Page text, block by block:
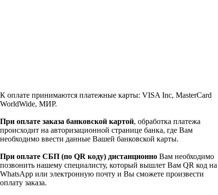
К оплате принимаются платежные карты: VISA Inc, MasterCard
WorldWide, МИР.
При оплате заказа банковской картой, обработка платежа
происходит на авторизационной странице банка, где Вам
необходимо ввести данные Вашей банковской карты.
При оплате СБП (по QR коду) дистанционно Вам необходимо
позвонить нашему специалисту, который вышлет Вам QR код на
WhatsApp или электронную почту и Вы сможете произвести
оплату заказа.